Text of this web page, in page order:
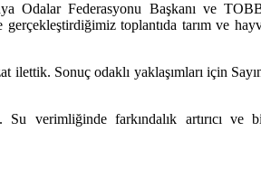
Odalar Federasyonu Başkanı ve
toplantıda tarım ve
Sonuç odaklı yaklaşımları için
verimliğinde farkındalık artırıcı ve